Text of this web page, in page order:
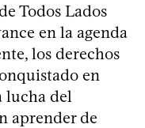
Todos Lados
en la agenda
los derechos
en
lucha del
aprender de